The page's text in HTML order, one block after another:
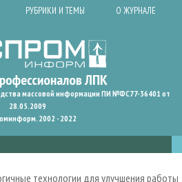
РУБРИКИ И ТЕМЫ О ЖУРНАЛЕ
массовой информации ПИ №ФС77-36401 от
28.05.2009
2002 - 2022
технологии для улучшения работы